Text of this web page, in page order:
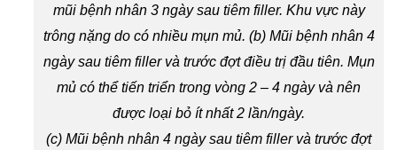
mũi bệnh nhân 3 ngày sau tiêm filler. Khu vực này
trông nặng do có nhiều mụn mủ. (b) Mũi bệnh nhân 4
ngày sau tiêm filler và trước đợt điều trị đầu tiên. Mụn
mủ có thể tiến triển trong vòng 2 – 4 ngày và nên
được loại bỏ ít nhất 2 lần/ngày.
(c) Mũi bệnh nhân 4 ngày sau tiêm filler và trước đợt